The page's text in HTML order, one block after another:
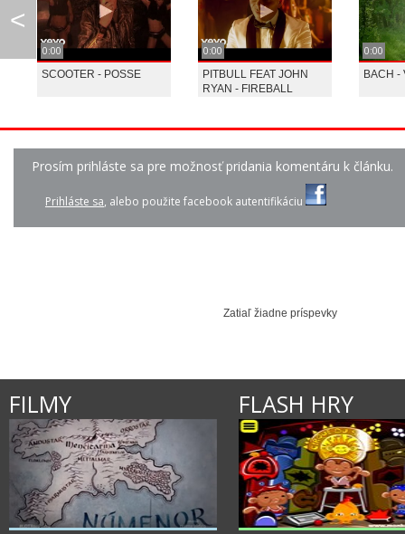
AVICII - WAKE ME UP
GEORGE EZRA - BLAME... O HOLY NIGHT - PETE... GAME OF
<
0:00
SCOOTER - POSSE
0:00
PITBULL FEAT JOHN
RYAN - FIREBALL
0:00
BACH -
Prosím prihláste sa pre možnosť pridania komentáru k článku.
Prihláste sa, alebo použite facebook autentifikáciu
Zatiaľ žiadne príspevky
FILMY FLASH HRY